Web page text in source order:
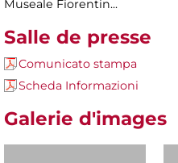
Museale Fiorentin...
Salle de presse
Comunicato stampa
Scheda Informazioni
Galerie d'images